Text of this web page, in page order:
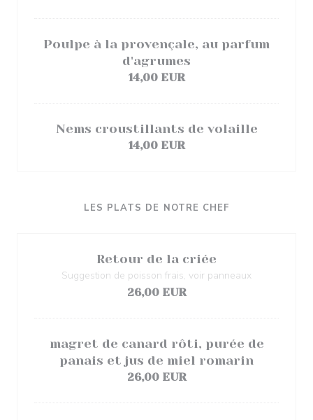
Poulpe à la provençale, au parfum
d'agrumes
14,00 EUR
Nems croustillants de volaille
14,00 EUR
LES PLATS DE NOTRE CHEF
Retour de la criée
Suggestion de poisson frais, voir panneaux
26,00 EUR
magret de canard rôti, purée de
panais et jus de miel romarin
26,00 EUR